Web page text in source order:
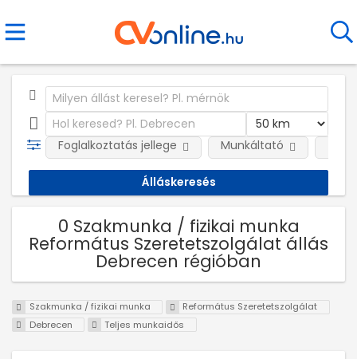
Foglalkoztatás jellege Munkáltató
0 Szakmunka / fizikai munka
Református Szeretetszolgálat állás
Debrecen régióban
Szakmunka / fizikai munka
Református Szeretetszolgálat
Debrecen
Teljes munkaidős